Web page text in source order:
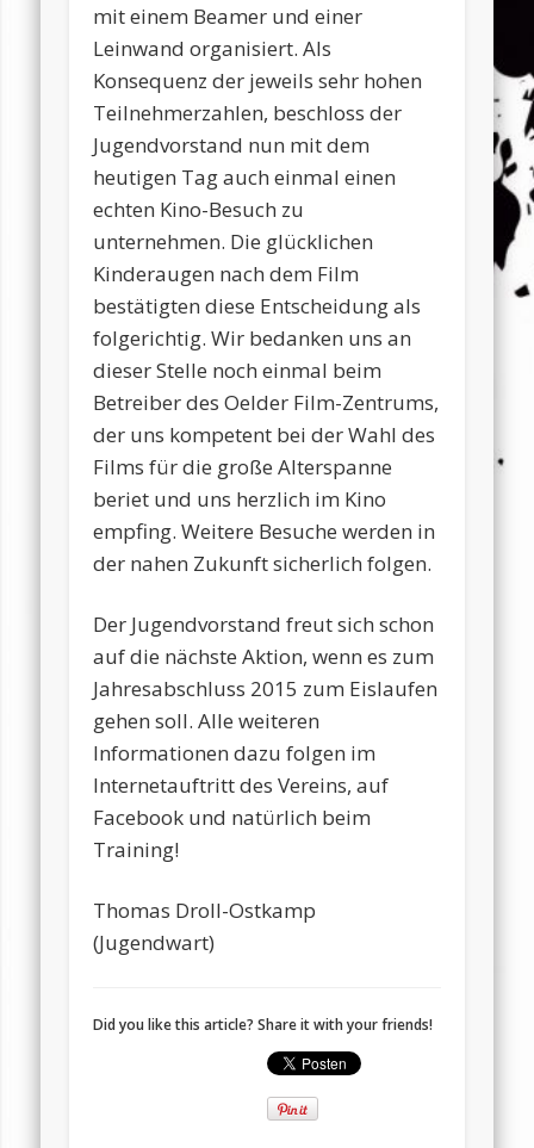
mit einem Beamer und einer
Leinwand organisiert. Als
Konsequenz der jeweils sehr hohen
Teilnehmerzahlen, beschloss der
Jugendvorstand nun mit dem
heutigen Tag auch einmal einen
echten Kino-Besuch zu
unternehmen. Die glücklichen
Kinderaugen nach dem Film
bestätigten diese Entscheidung als
folgerichtig. Wir bedanken uns an
dieser Stelle noch einmal beim
Betreiber des Oelder Film-Zentrums,
der uns kompetent bei der Wahl des
Films für die große Alterspanne
beriet und uns herzlich im Kino
empfing. Weitere Besuche werden in
der nahen Zukunft sicherlich folgen.
Der Jugendvorstand freut sich schon
auf die nächste Aktion, wenn es zum
Jahresabschluss 2015 zum Eislaufen
gehen soll. Alle weiteren
Informationen dazu folgen im
Internetauftritt des Vereins, auf
Facebook und natürlich beim
Training!
Thomas Droll-Ostkamp
(Jugendwart)
Did you like this article? Share it with your friends!